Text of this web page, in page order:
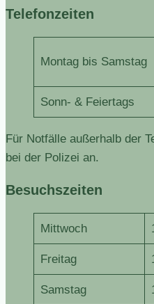
Telefonzeiten
Montag bis Samstag
Sonn- & Feiertags
Für Notfälle außerhalb der
bei der Polizei an.
Besuchszeiten
Mittwoch
Freitag
Samstag